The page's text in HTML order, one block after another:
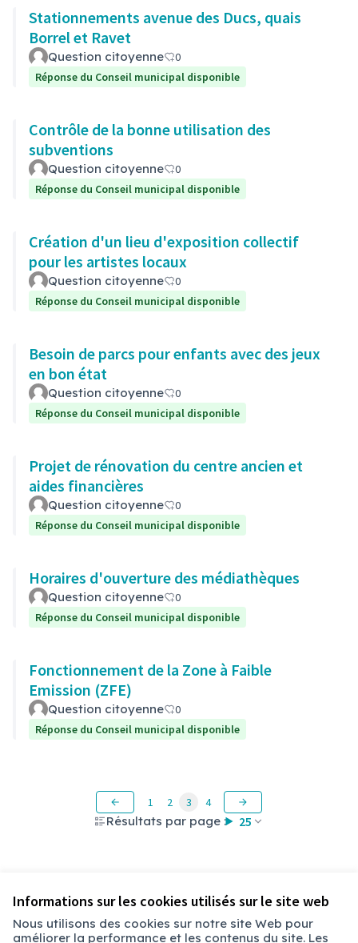
Informations sur les cookies utilisés sur le site web
Nous utilisons des cookies sur notre site Web pour
améliorer la performance et les contenus du site. Les
Stationnements avenue des Ducs, quais
Borrel et Ravet
Question citoyenne
0
Réponse du Conseil municipal disponible
Contrôle de la bonne utilisation des
subventions
Question citoyenne
0
Réponse du Conseil municipal disponible
Création d'un lieu d'exposition collectif
pour les artistes locaux
Question citoyenne
0
Réponse du Conseil municipal disponible
Besoin de parcs pour enfants avec des jeux
en bon état
Question citoyenne
0
Réponse du Conseil municipal disponible
Projet de rénovation du centre ancien et
aides financières
Question citoyenne
0
Réponse du Conseil municipal disponible
Horaires d'ouverture des médiathèques
Question citoyenne
0
Réponse du Conseil municipal disponible
Fonctionnement de la Zone à Faible
Emission (ZFE)
Question citoyenne
0
Réponse du Conseil municipal disponible
Résultats par page : 25
1 2 3 4